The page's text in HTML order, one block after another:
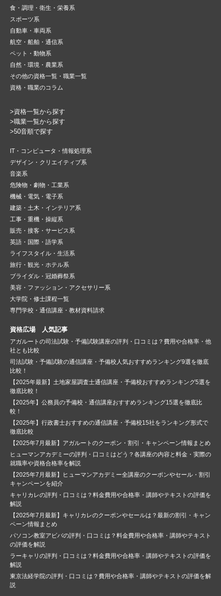
食・調理・衛生・栄養系
スポーツ系
自動車・車両系
航空・船舶・通信系
ペット・動物系
自然・環境・農業系
その他の資格一覧・職業一覧
資格・職業のコラム
>資格一覧から探す
>職業一覧から探す
>50音順で探す
IT・コンピュータ・情報処理系
デザイン・クリエイティブ系
音楽系
危険物・劇物・工業系
機械・電気・電子系
建築・土木・インテリア系
工事・重機・操縦系
販売・接客・サービス系
英語・国際・語学系
ライフスタイル・生活系
旅行・観光・ホテル系
ブライダル・冠婚葬祭系
美容・ファッション・アクセサリー系
大学院・修士課程一覧
専門学校・通信講座・教材資料請求
資格広場 人気記事
アガルートの司法試験・予備試験講座の評判・口コミは？費用や合格率・他
社とも比較
司法試験・予備試験の通信講座・予備校人気おすすめランキング9選を徹底
比較！
【2025年最新】土地家屋調査士通信講座・予備校おすすめランキング5選を
徹底比較！
【2025年】公務員の予備校・通信講座おすすめランキング15選を徹底比
較！
【2025年】行政書士おすすめの通信講座・予備校15社をランキング形式で
徹底比較
【2025年7月最新】アガルートのクーポン・割引・キャンペーン情報まとめ
ヒューマンアカデミーの評判・口コミはどう？各講座の内容と料金・実際の
就職率や資格合格率を解説
【2025年7月最新】ヒューマンアカデミー全講座のクーポンやセール・割引
キャンペーンを紹介
キャリカレの評判・口コミは？料金費用や合格率・講師やテキストの評価を
解説
【2025年7月最新】キャリカレのクーポンやセールは？最新の割引・キャン
ペーン情報まとめ
パソコン教室アビバの評判・口コミは？料金費用や合格率・講師やテキスト
の評価を解説
ラーキャリの評判・口コミは？料金費用や合格率・講師やテキストの評価を
解説
東京法経学院の評判・口コミは？費用や合格率・講師やテキストの評価を解
説